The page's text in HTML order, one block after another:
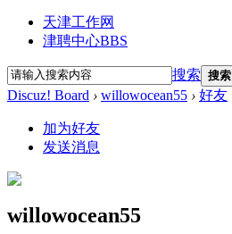
天津工作网
津聘中心BBS
搜索 搜索
Discuz! Board › willowocean55 › 好友
加为好友
发送消息
willowocean55